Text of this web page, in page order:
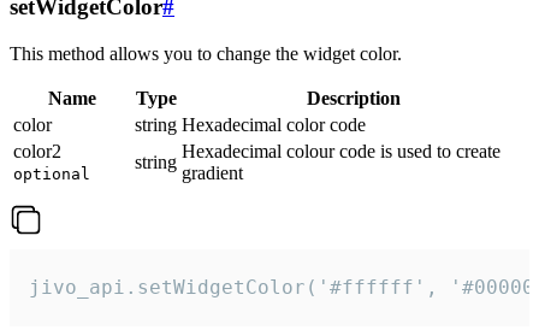
setWidgetColor#
This method allows you to change the widget color.
Name Type
Description
color
string Hexadecimal color code
color2
optional
string
Hexadecimal colour code is used to create
gradient
jivo_api.setWidgetColor('#ffffff',